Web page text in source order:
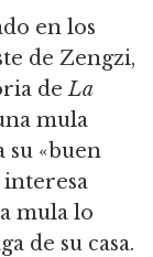
en los
de Zengzi,
deLa
mula
su «buen
mula lo
de su casa.